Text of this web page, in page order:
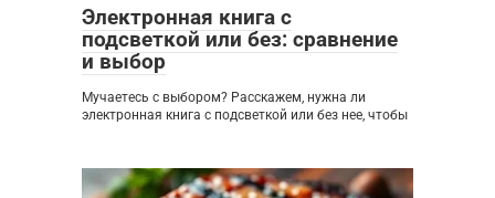
Электронная книга с
подсветкой или без: сравнение
и выбор
Мучаетесь с выбором? Расскажем, нужна ли
электронная книга с подсветкой или без нее, чтобы